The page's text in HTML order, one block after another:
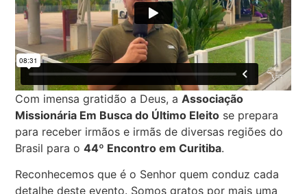
Com imensa gratidão a Deus, aAssociação
Missionária Em Busca do Último Eleito se prepara
para receber irmãos e irmãs de diversas regiões do
Brasil para o44º Encontro em Curitiba.
Reconhecemos que é o Senhor quem conduz cada
detalhe deste evento. Somos gratos por mais uma